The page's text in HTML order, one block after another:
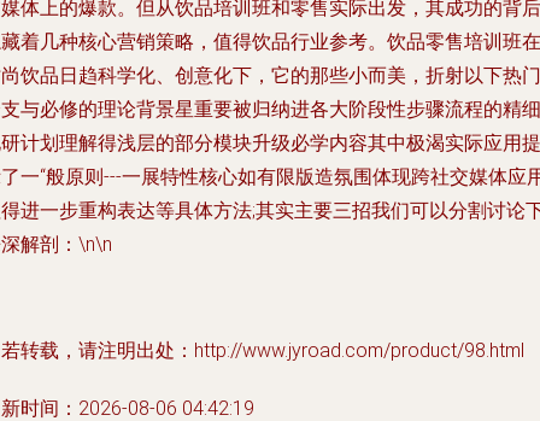
体上的爆款。但从饮品培训班和零售实际出发，其成功的背后
着几种核心营销策略，值得饮品行业参考。饮品零售培训班在
饮品日趋科学化、创意化下，它的那些小而美，折射以下热门
与必修的理论背景星重要被归纳进各大阶段性步骤流程的精细
计划理解得浅层的部分模块升级必学内容其中极渴实际应用提
一“般原则---一展特性核心如有限版造氛围体现跨社交媒体应
进一步重构表达等具体方法;其实主要三招我们可以分割讨论
解剖：\n\n
转载，请注明出处：http://www.jyroad.com/product/98.html
时间：2026-08-06 04:42:19